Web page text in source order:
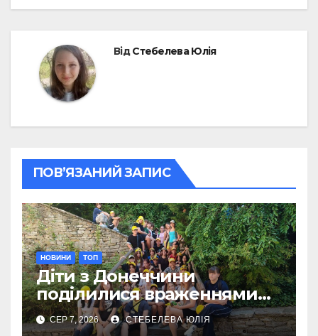
ВідСтебелева Юлія
ПОВ’ЯЗАНИЙ ЗАПИС
НОВИНИ ТОП
Діти з Донеччини
поділилися враженнями
від відпочинку в Польщі
СЕР 7, 2026 СТЕБЕЛЕВА ЮЛІЯ